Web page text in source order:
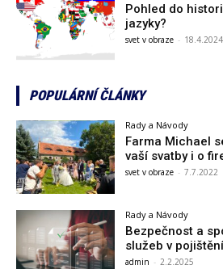
Pohled do
jazyky?
svet v obraze - 18.4.2024
POPULÁRNÍ ČLÁNKY
Rady a Návody
Farma Michael
vaší svatby i o
svet v obraze - 7.7.2022
Rady a Návody
Bezpečnost a
služeb v pojištění
admin - 2.2.2025